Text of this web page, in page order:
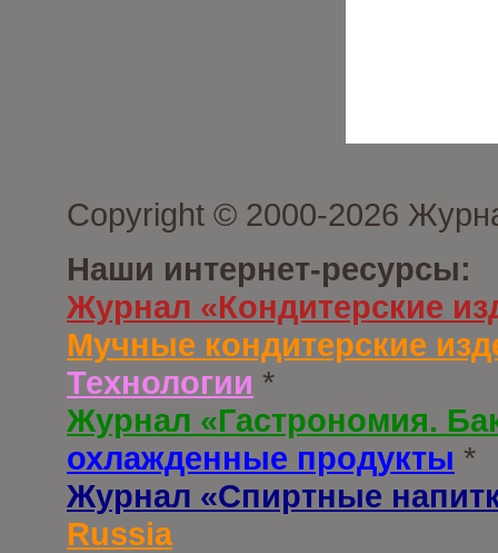
Copyright © 2000-2026
Наши интернет-ресурсы:
Журнал «Кондитерские
Мучные кондитерские
Технологии *
Журнал «Гастрономия.
охлажденные продукты *
Журнал «Спиртные
Russia